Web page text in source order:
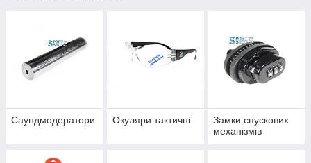
Саундмодератори Окуляри тактичні
Замки спускових
механізмів